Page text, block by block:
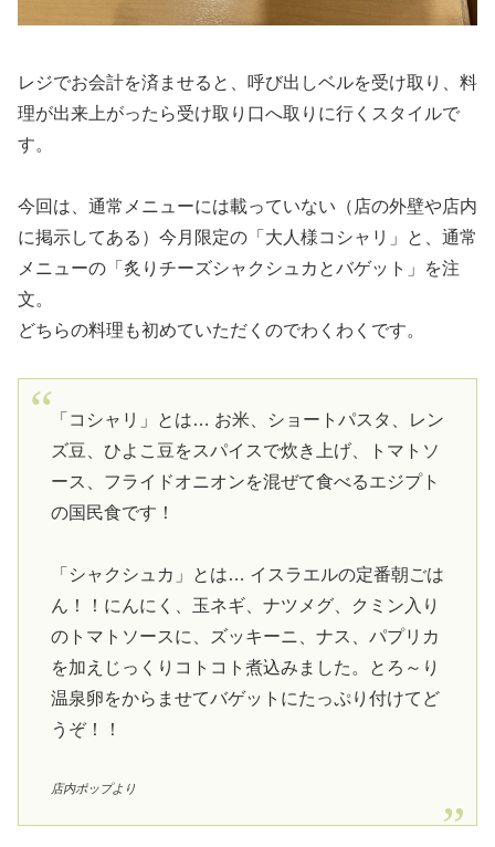
レジでお会計を済ませると、呼び出しベルを受け取り、料
理が出来上がったら受け取り口へ取りに行くスタイルで
す。
今回は、通常メニューには載っていない（店の外壁や店内
に掲示してある）今月限定の「大人様コシャリ」と、通常
メニューの「炙りチーズシャクシュカとバゲット」を注
文。
どちらの料理も初めていただくのでわくわくです。
「コシャリ」とは… お米、ショートパスタ、レン
ズ豆、ひよこ豆をスパイスで炊き上げ、トマトソ
ース、フライドオニオンを混ぜて食べるエジプト
の国民食です！
「シャクシュカ」とは… イスラエルの定番朝ごは
ん！！にんにく、玉ネギ、ナツメグ、クミン入り
のトマトソースに、ズッキーニ、ナス、パプリカ
を加えじっくりコトコト煮込みました。とろ～り
温泉卵をからませてバゲットにたっぷり付けてど
うぞ！！
店内ポップより